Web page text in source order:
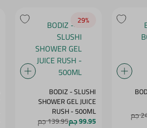
29‎%‎
BODIZ - SLUSHI
SHOWER GEL JUICE
RUSH - 500ML
99.95 جم 139.95 جم